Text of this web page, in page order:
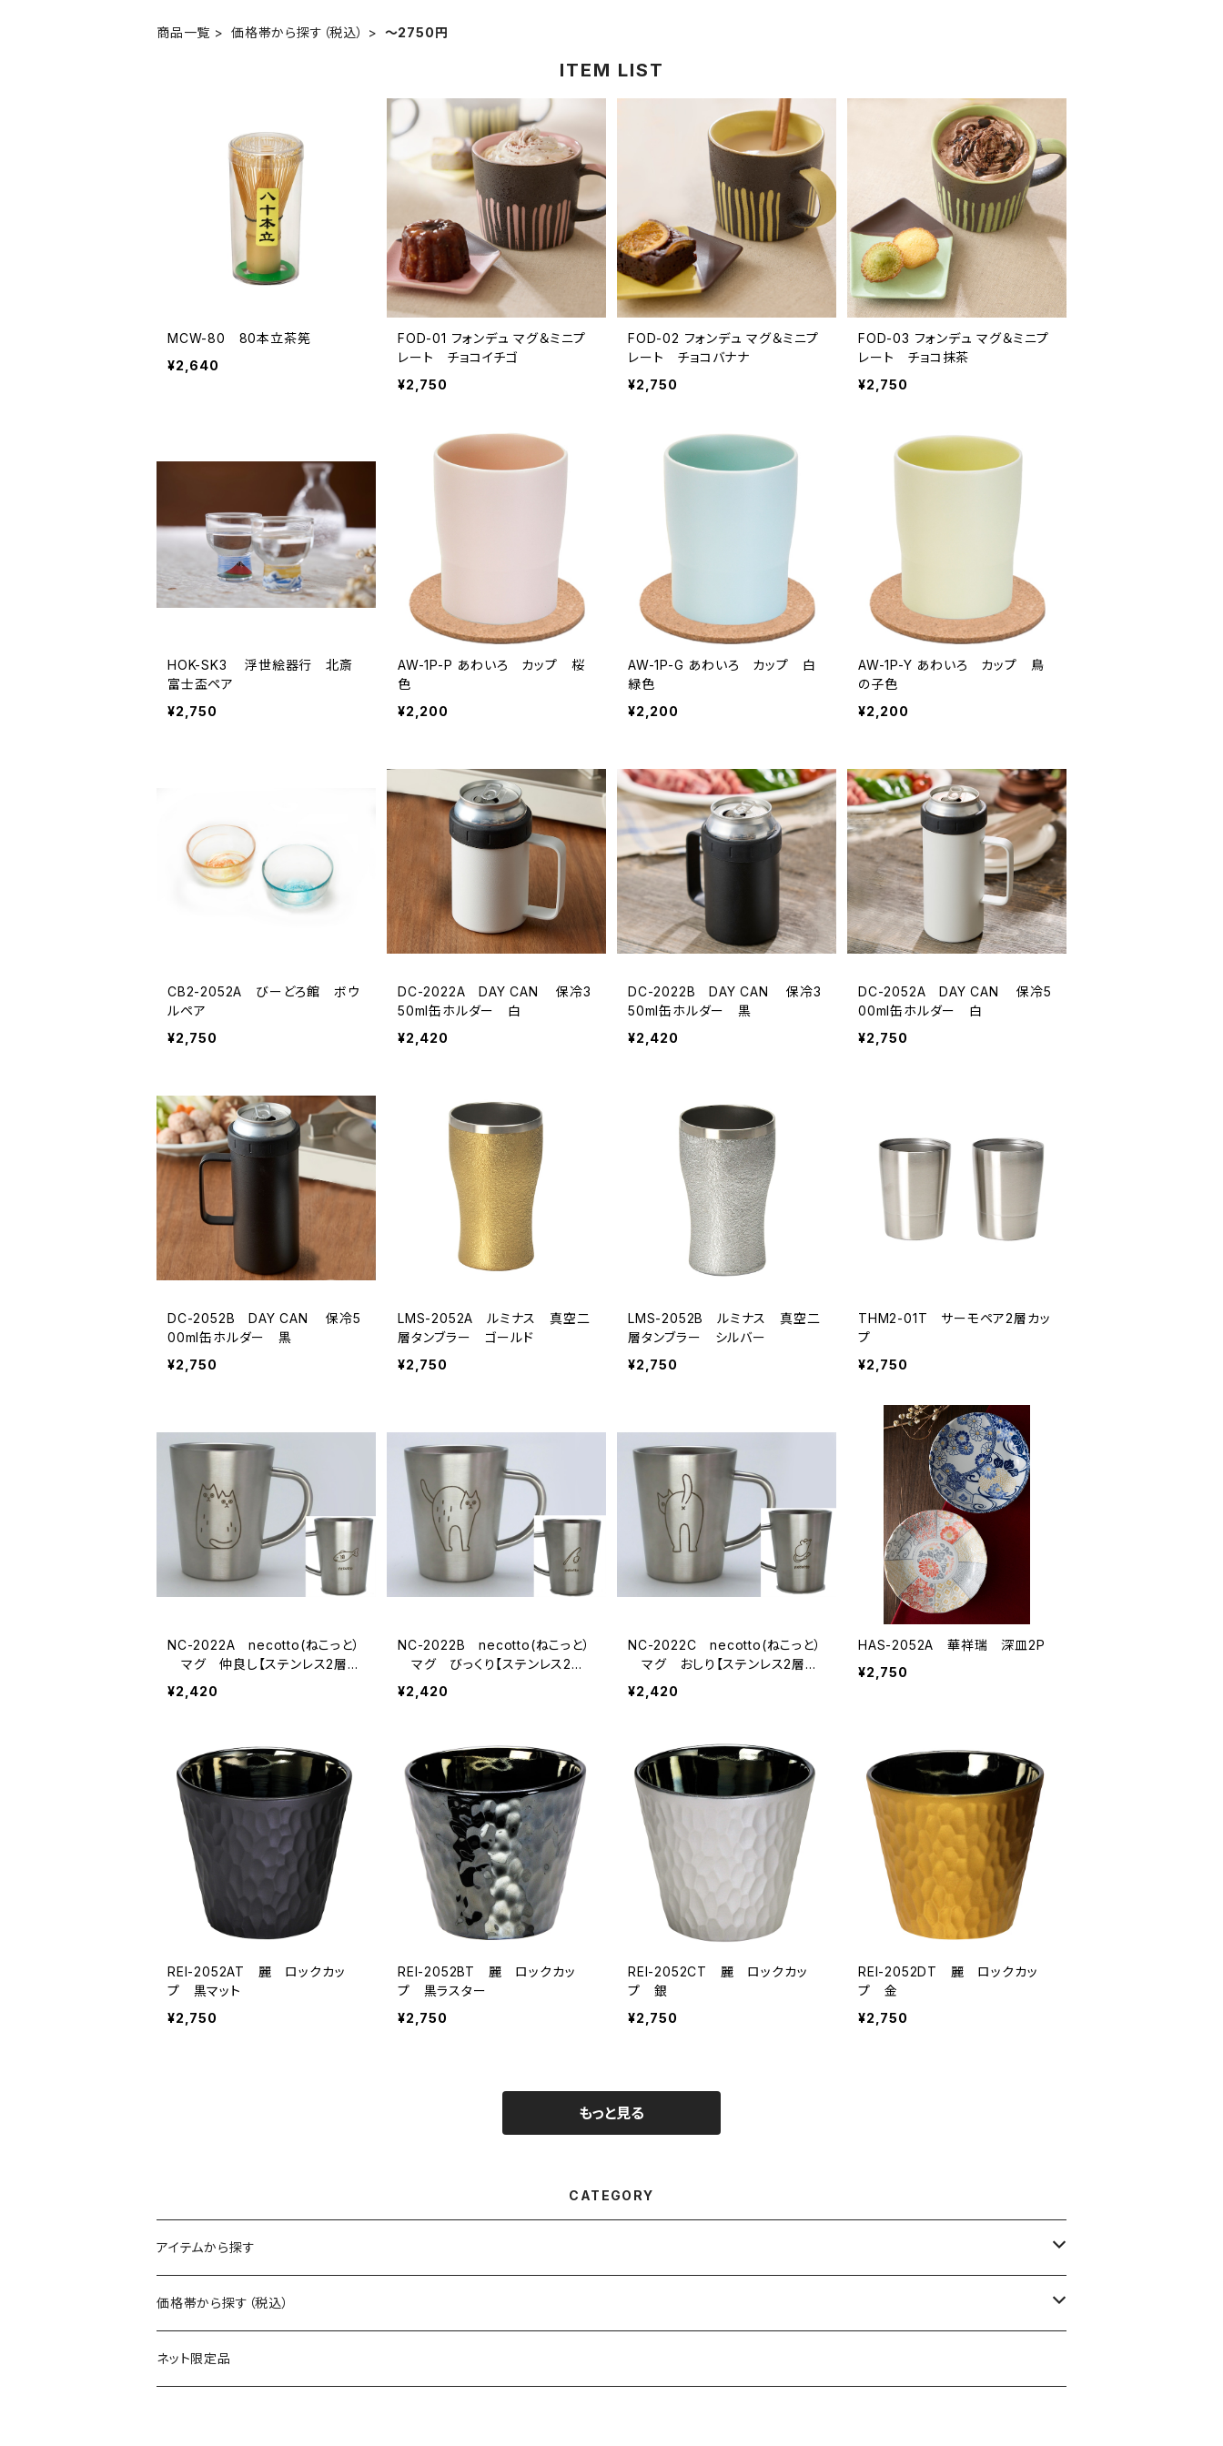
商品一覧 価格帯から探す（税込） ～2750円
ITEM LIST
MCW-80 80本立茶筅
¥2,640
FOD-01 フォンデュ マグ＆ミニプ
レート チョコイチゴ
¥2,750
FOD-02 フォンデュ マグ＆ミニプ
レート チョコバナナ
¥2,750
FOD-03 フォンデュ マグ＆ミニプ
レート チョコ抹茶
¥2,750
HOK-SK3 浮世絵器行 北斎
富士盃ペア
¥2,750
AW-1P-P あわいろ カップ 桜
色
¥2,200
AW-1P-G あわいろ カップ 白
緑色
¥2,200
AW-1P-Y あわいろ カップ 鳥
の子色
¥2,200
CB2-2052A びーどろ館 ボウ
ルペア
¥2,750
DC-2022A DAY CAN 保冷3
50ml缶ホルダー 白
¥2,420
DC-2022B DAY CAN 保冷3
50ml缶ホルダー 黒
¥2,420
DC-2052A DAY CAN 保冷5
00ml缶ホルダー 白
¥2,750
DC-2052B DAY CAN 保冷5
00ml缶ホルダー 黒
¥2,750
LMS-2052A ルミナス 真空二
層タンブラー ゴールド
¥2,750
LMS-2052B ルミナス 真空二
層タンブラー シルバー
¥2,750
THM2-01T サーモペア2層カッ
プ
¥2,750
NC-2022A necotto(ねこっと）
マグ 仲良し【ステンレス2層マ
グ 猫】
¥2,420
NC-2022B necotto(ねこっと）
マグ びっくり【ステンレス2層
マグ 猫】
¥2,420
NC-2022C necotto(ねこっと）
マグ おしり【ステンレス2層マ
グ 猫】
¥2,420
HAS-2052A 華祥瑞 深皿2P
¥2,750
REI-2052AT 麗 ロックカッ
プ 黒マット
¥2,750
REI-2052BT 麗 ロックカッ
プ 黒ラスター
¥2,750
REI-2052CT 麗 ロックカッ
プ 銀
¥2,750
REI-2052DT 麗 ロックカッ
プ 金
¥2,750
もっと見る
CATEGORY
アイテムから探す
マグ
保冷缶ホルダー
価格帯から探す（税込）
～550円
ネット限定品